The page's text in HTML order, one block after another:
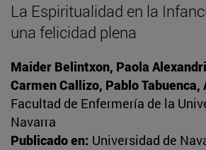
La Espiritualidad en la
una felicidad plena
Maider Belintxon, Paola
Carmen Callizo, Pablo Tabuenca,
Facultad de Enfermería de la
Navarra
Publicado en: Universidad de